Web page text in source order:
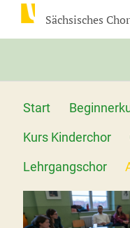
Sächsisches
Start
Kurs Kinderchor
Lehrgangschor